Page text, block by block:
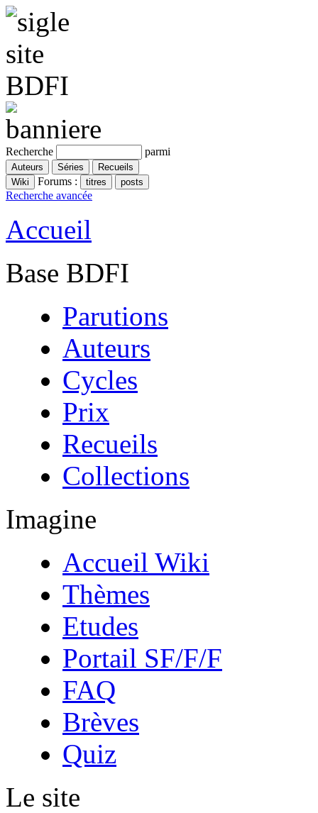
Recherche parmi
Forums :
Recherche avancée
Accueil
Base BDFI
Parutions
Auteurs
Cycles
Prix
Recueils
Collections
Imagine
Accueil Wiki
Thèmes
Etudes
Portail SF/F/F
FAQ
Brèves
Quiz
Le site